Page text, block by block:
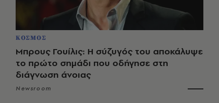
ΚΟΣΜΟΣ
Μπρους Γουίλις: Η σύζυγός του αποκάλυψε
το πρώτο σημάδι που οδήγησε στη
διάγνωση άνοιας
Newsroom